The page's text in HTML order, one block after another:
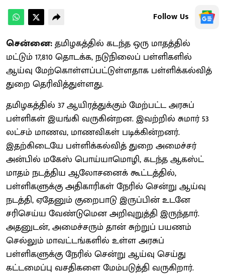
Follow Us
சென்னை:தமிழகத்தில் கடந்த ஒரு மாதத்தில்
மட்டும் 17,810 தொடக்க, நடுநிலைப் பள்ளிகளில்
ஆய்வு மேற்கொள்ளப்பட்டுள்ளதாக பள்ளிக்கல்வித்
துறை தெரிவித்துள்ளது.
தமிழகத்தில் 37 ஆயிரத்துக்கும் மேற்பட்ட அரசுப்
பள்ளிகள் இயங்கி வருகின்றன. இவற்றில் சுமார் 53
லட்சம் மாணவ, மாணவிகள் படிக்கின்றனர்.
இதற்கிடையே பள்ளிக்கல்வித் துறை அமைச்சர்
அன்பில் மகேஸ் பொய்யாமொழி, கடந்த ஆகஸ்ட்
மாதம் நடத்திய ஆலோசனைக் கூட்டத்தில்,
பள்ளிகளுக்கு அதிகாரிகள் நேரில் சென்று ஆய்வு
நடத்தி, ஏதேனும் குறைபாடு இருப்பின் உடனே
சரிசெய்ய வேண்டுமென அறிவுறுத்தி இருந்தார்.
அதனுடன், அமைச்சரும் தான் சுற்றுப் பயணம்
செல்லும் மாவட்டங்களில் உள்ள அரசுப்
பள்ளிகளுக்கு நேரில் சென்று ஆய்வு செய்து
கட்டமைப்பு வசதிகளை மேம்படுத்தி வருகிறார்.